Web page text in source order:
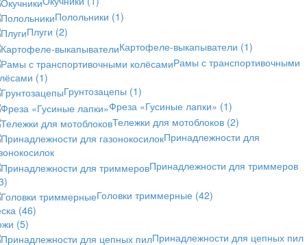
Полольники (1)
Плуги (2)
Картофеле-выкапыватели (1)
Рамы с транспортивочными
(1)
Грунтозацепы (1)
Фреза «Гусиные лапки» (1)
Тележки для мотоблоков (2)
Принадлежности для
Принадлежности для триммеров
Головки триммерные (42)
(46)
(5)
Принадлежности для цепных пил